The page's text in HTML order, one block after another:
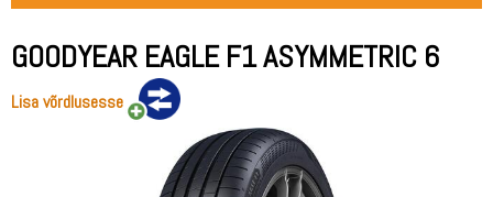
GOODYEAR EAGLE F1 ASYMMETRIC 6
Lisa võrdlusesse